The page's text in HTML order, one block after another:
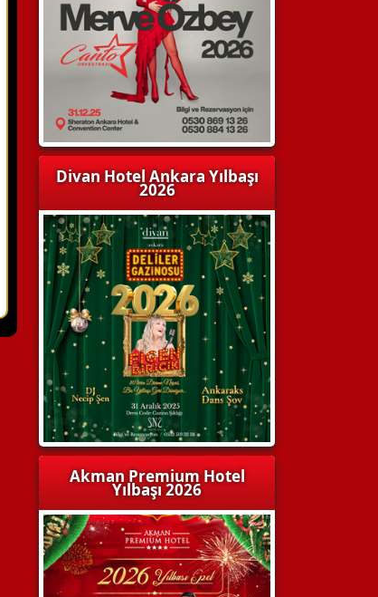
Divan Hotel Ankara Yılbaşı
2026
Akman Premium Hotel
Yılbaşı 2026